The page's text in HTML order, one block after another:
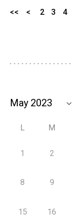
<< < 2 3 4
L M
1 2
8 9
15 16